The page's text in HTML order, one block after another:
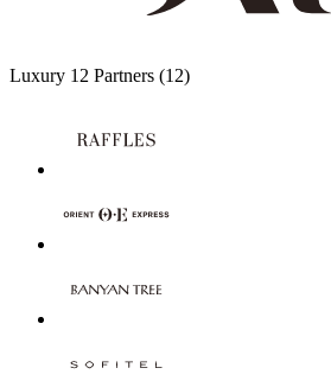
Luxury 12 Partners (12)